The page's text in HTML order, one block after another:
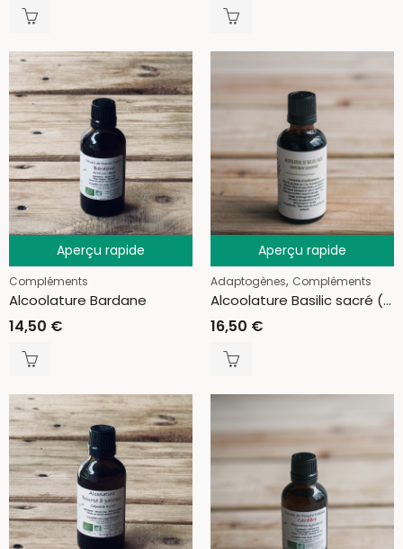
Aperçu rapide
Compléments
Alcoolature Bardane
14,50 €
Aperçu rapide
Adaptogènes, Compléments
Alcoolature Basilic sacré (Tulsi)
16,50 €